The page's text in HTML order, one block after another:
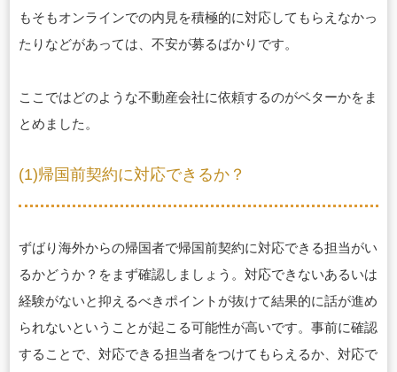
もそもオンラインでの内見を積極的に対応してもらえなかっ
たりなどがあっては、不安が募るばかりです。
ここではどのような不動産会社に依頼するのがベターかをま
とめました。
(1)帰国前契約に対応できるか？
ずばり海外からの帰国者で帰国前契約に対応できる担当がい
るかどうか？をまず確認しましょう。対応できないあるいは
経験がないと抑えるべきポイントが抜けて結果的に話が進め
られないということが起こる可能性が高いです。事前に確認
することで、対応できる担当者をつけてもらえるか、対応で